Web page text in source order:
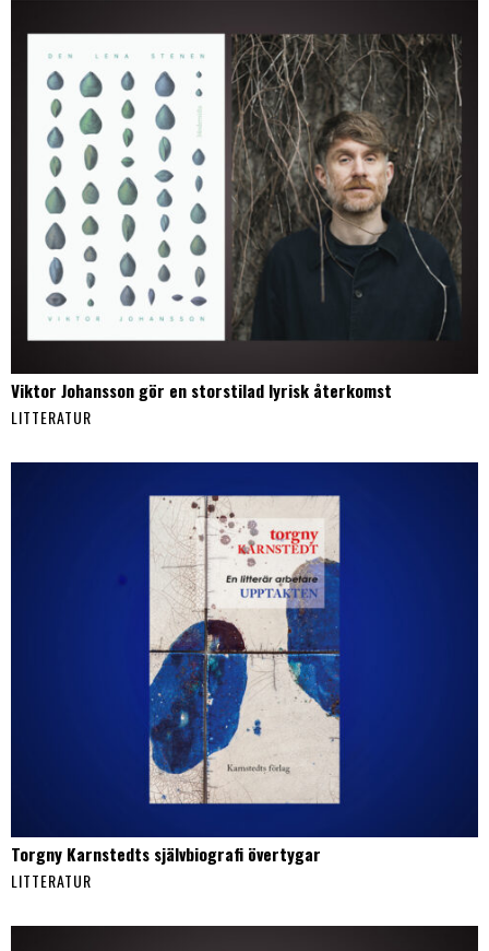
Viktor Johansson gör en storstilad lyrisk återkomst
LITTERATUR
Torgny Karnstedts självbiografi övertygar
LITTERATUR